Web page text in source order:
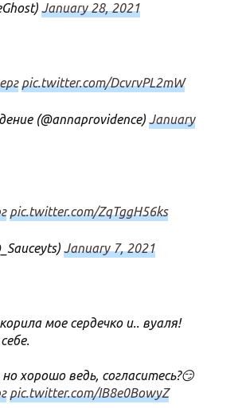
January 28, 2021
pic.twitter.com/DcvrvPL2mW
(@annaprovidence) January
pic.twitter.com/ZqTggH56ks
January 7, 2021
мое сердечко и.. вуаля!
хорошо ведь, согласитесь?😏
pic.twitter.com/IB8e0BowyZ